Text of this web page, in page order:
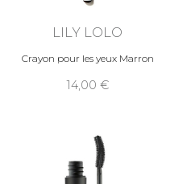
LILY LOLO
Crayon pour les yeux Marron
14,00